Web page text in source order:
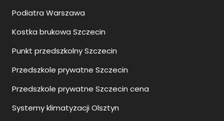
Podiatra Warszawa
Kostka brukowa Szczecin
Punkt przedszkolny Szczecin
Przedszkole prywatne Szczecin
Przedszkole prywatne Szczecin cena
Systemy klimatyzacji Olsztyn